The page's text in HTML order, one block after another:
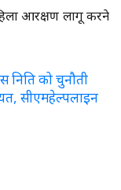
आरक्षण लागू करने
निति को चुनौती
सीएमहेल्पलाइन